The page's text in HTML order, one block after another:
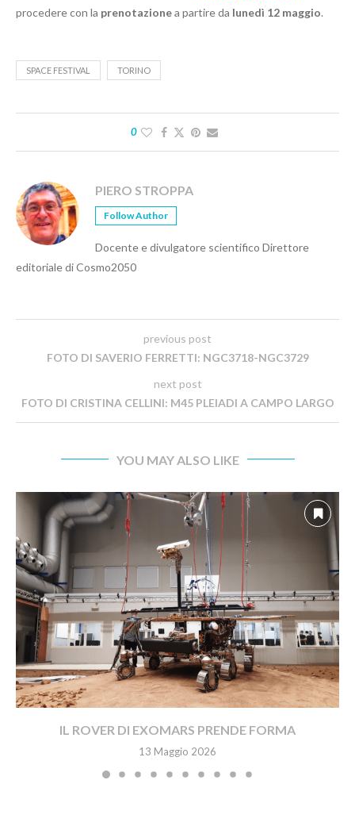
procedere con la prenotazionea partire da lunedì 12 maggio.
SPACE FESTIVAL TORINO
0
PIERO STROPPA
Follow Author
Docente e divulgatore scientifico Direttore
editoriale di Cosmo2050
previous post
FOTO DI SAVERIO FERRETTI: NGC3718-NGC3729
next post
FOTO DI CRISTINA CELLINI: M45 PLEIADI A CAMPO LARGO
YOU MAY ALSO LIKE
IL ROVER DI EXOMARS PRENDE FORMA
13 Maggio 2026